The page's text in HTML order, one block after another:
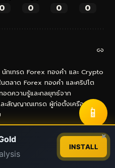
0 0 0 0
เทรด Forex ทองคำ และ Crypto
ตลาด Forex ทองคำ และคริปโต
ดความรู้และกลยุทธ์จาก
สัญญาณเทรด ผู้ก่อตั้งเครือข่าย
-
📱
INSTALL
×